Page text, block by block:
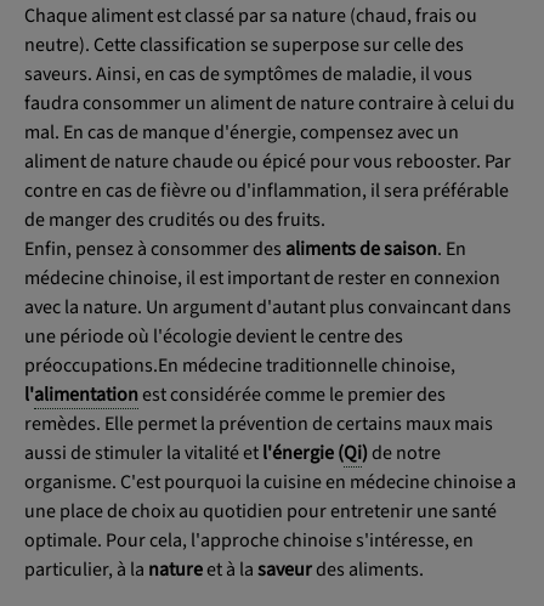
Chaque aliment est classé par sa nature (chaud, frais ou
neutre). Cette classification se superpose sur celle des
saveurs. Ainsi, en cas de symptômes de maladie, il vous
faudra consommer un aliment de nature contraire à celui du
mal. En cas de manque d'énergie, compensez avec un
aliment de nature chaude ou épicé pour vous rebooster. Par
contre en cas de fièvre ou d'inflammation, il sera préférable
de manger des crudités ou des fruits.
Enfin, pensez à consommer des aliments de saison. En
médecine chinoise, il est important de rester en connexion
avec la nature. Un argument d'autant plus convaincant dans
une période où l'écologie devient le centre des
préoccupations.En médecine traditionnelle chinoise,
l'alimentationest considérée comme le premier des
remèdes. Elle permet la prévention de certains maux mais
aussi de stimuler la vitalité etl'énergie (Qi)de notre
organisme. C'est pourquoi la cuisine en médecine chinoise a
une place de choix au quotidien pour entretenir une santé
optimale. Pour cela, l'approche chinoise s'intéresse, en
particulier, à la natureet à lasaveurdes aliments.